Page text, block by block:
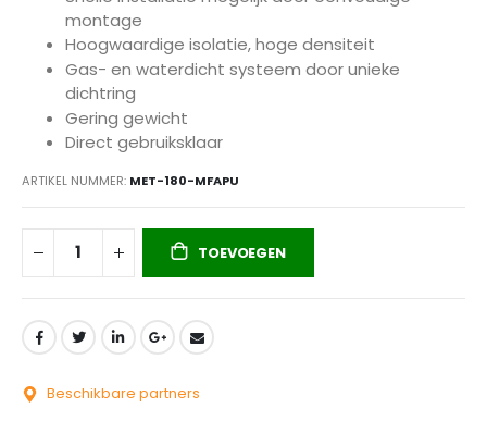
montage
Hoogwaardige isolatie, hoge densiteit
Gas- en waterdicht systeem door unieke
dichtring
Gering gewicht
Direct gebruiksklaar
ARTIKEL NUMMER MET-180-MFAPU
TOEVOEGEN
Beschikbare partners